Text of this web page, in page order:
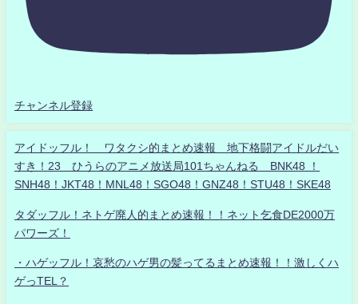
チャンネル登録
アイドッフル！ ワタクシ的まとめ速報 地下格闘アイドルだい
すき！23 ひうらのアニメ放送局101ちゃんねる BNK48 ！
SNH48！JKT48！MNL48！SGO48！GNZ48！STU48！SKE48
タダッフル！ネトゲ廃人的まとめ速報！！ネット乞食DE2000万
パワーズ！
・ハゲッフル！哀愁のハゲ男の髪ってるまとめ速報！！激しくハ
ゲっTEL？